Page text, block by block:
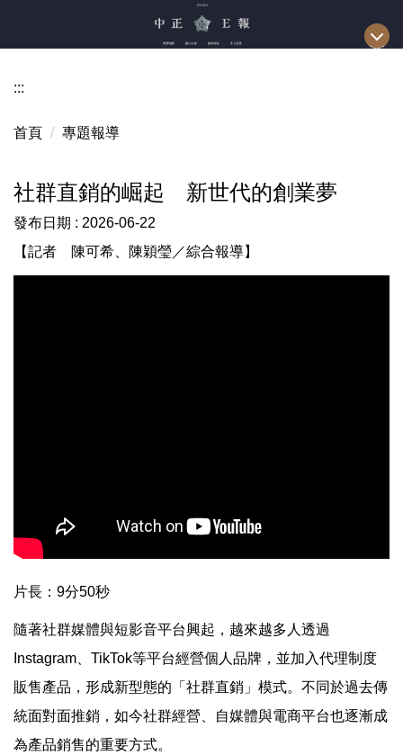
區
:::
首頁 專題報導
社群直銷的崛起 新世代的創業夢
發布日期 : 2026-06-22
【記者 陳可希、陳穎瑩／綜合報導】
片長：9分50秒
隨著社群媒體與短影音平台興起，越來越多人透過
Instagram、TikTok等平台經營個人品牌，並加入代理制度
販售產品，形成新型態的「社群直銷」模式。不同於過去傳
統面對面推銷，如今社群經營、自媒體與電商平台也逐漸成
為產品銷售的重要方式。